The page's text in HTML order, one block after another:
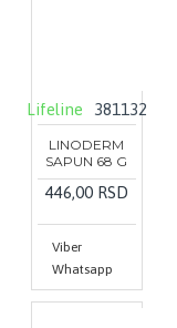
Lifeline 381132
LINODERM
SAPUN 68 G
446,00 RSD
Viber
Whatsapp